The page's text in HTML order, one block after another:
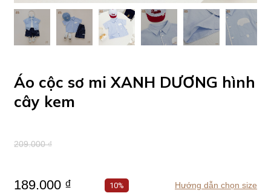
Áo cộc sơ mi XANH DƯƠNG hình
cây kem
209.000 ₫
189.000 ₫ 10% Hướng dẫn chọn size